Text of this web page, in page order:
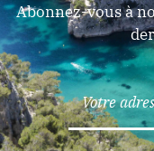
Abonnez-vous à